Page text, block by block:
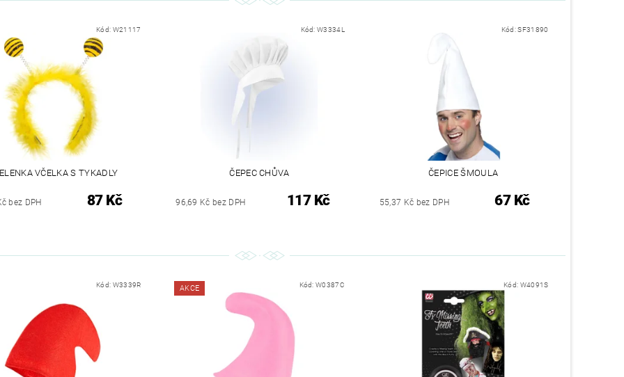
Kód: W21117
VČELKA S TYKADLY
bez DPH 87 Kč
Kód:W3334L
ČEPEC CHŮVA
96,69 Kč bez DPH 117 Kč
Kód:SF31890
ČEPICE ŠMOULA
55,37 Kč bez DPH 67 Kč
Kód: W3339R AKCE Kód:W0387C Kód: W4091S